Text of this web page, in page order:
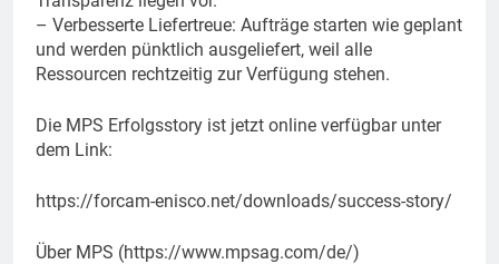
– Verbesserte Liefertreue: Aufträge starten wie geplant
und werden pünktlich ausgeliefert, weil alle
Ressourcen rechtzeitig zur Verfügung stehen.
Die MPS Erfolgsstory ist jetzt online verfügbar unter
dem Link:
https://forcam-enisco.net/downloads/success-story/
Über MPS (https://www.mpsag.com/de/)